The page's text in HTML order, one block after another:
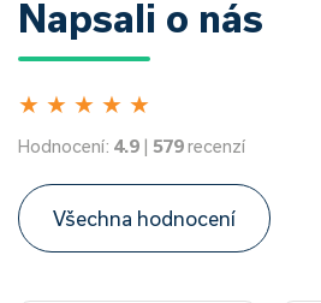
Napsali o nás
★ ★ ★ ★ ★
Hodnocení: 4.9 | 579recenzí
Všechna hodnocení